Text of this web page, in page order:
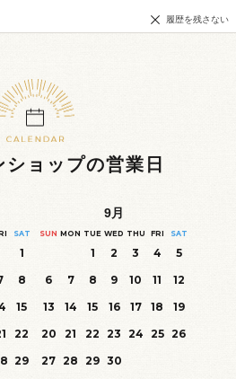
履歴を残さない
ョップの営業日
SAT
1
8
15
22
29
9月
SUN MON TUE WED THU FRI SAT
1 2 3 4
5
6
7 8 9 10 11
12
13
14 15 16 17 18
19
20
21 22 23 24 25 26
27 28 29 30